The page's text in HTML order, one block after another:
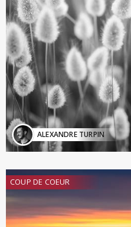
ALEXANDRE TURPIN
COUP DE COEUR